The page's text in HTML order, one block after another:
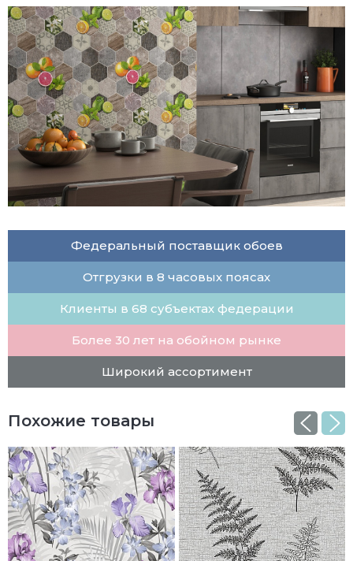
Федеральный поставщик обоев
Отгрузки в 8 часовых поясах
Клиенты в 68 субъектах федерации
Более 30 лет на обойном рынке
Широкий ассортимент
Похожие товары